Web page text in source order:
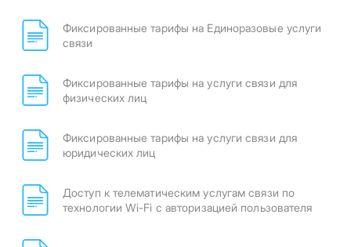
Фиксированные тарифы на Единоразовые услуги
связи
Фиксированные тарифы на услуги связи для
физических лиц
Фиксированные тарифы на услуги связи для
юридических лиц
Доступ к телематическим услугам связи по
технологии Wi-Fi с авторизацией пользователя